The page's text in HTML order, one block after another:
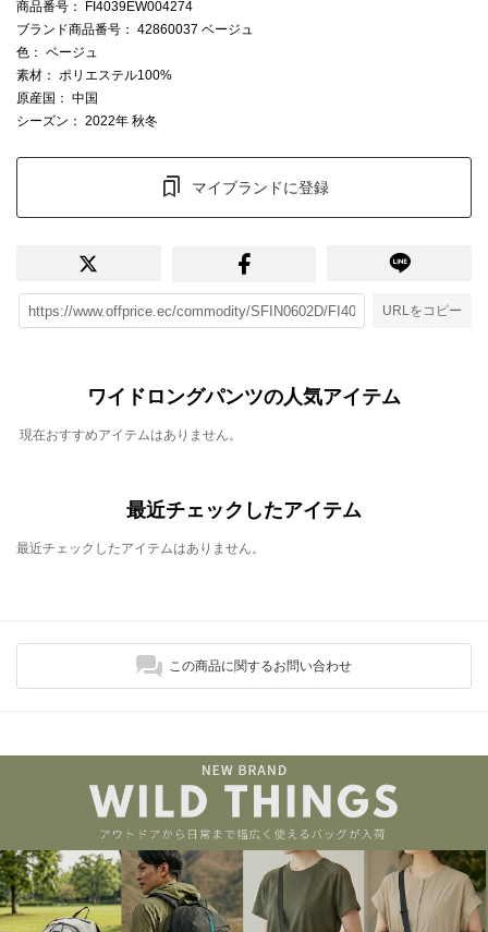
商品番号 ： FI4039EW004274
ブランド商品番号 ： 42860037 ベージュ
色 ： ベージュ
素材 ： ポリエステル100%
原産国 ： 中国
シーズン ： 2022年 秋冬
マイブランドに登録
URLをコピー
ワイドロングパンツの人気アイテム
現在おすすめアイテムはありません。
最近チェックしたアイテム
最近チェックしたアイテムはありません。
この商品に関するお問い合わせ